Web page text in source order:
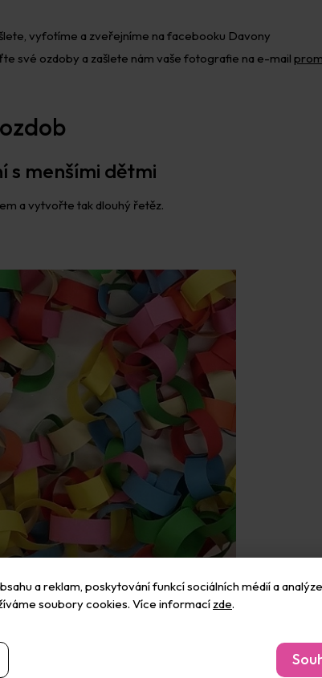
a reklam, poskytování funkcí sociálních médií a
soubory cookies. Více informací zde.
vyfotíme a zveřejníme na facebooku Davony
své ozdoby a zašlete nám vaše fotografie na e-mail
s menšími dětmi
a vytvořte tak dlouhý řetěz.